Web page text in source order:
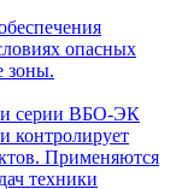
опасных
зоны.
серии ВБО-ЭК
контролирует
Применяются
техники